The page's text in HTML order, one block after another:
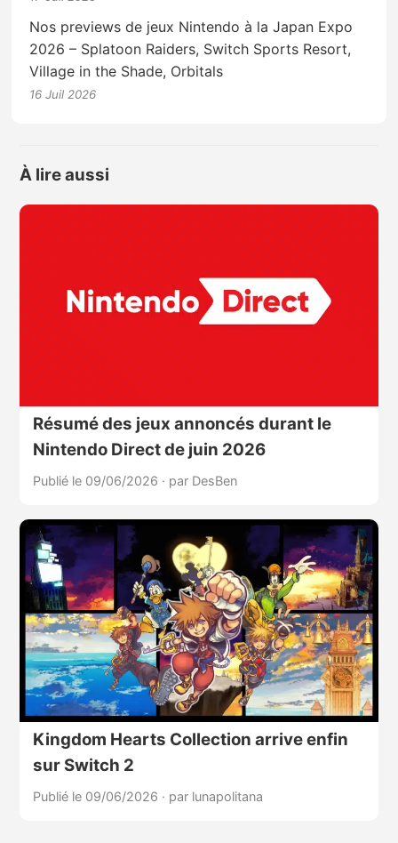
Nos previews de jeux Nintendo à la Japan Expo
2026 – Splatoon Raiders, Switch Sports Resort,
Village in the Shade, Orbitals
16 Juil 2026
À lire aussi
Résumé des jeux annoncés durant le
Nintendo Direct de juin 2026
Publié le 09/06/2026 · par DesBen
Kingdom Hearts Collection arrive enfin
sur Switch 2
Publié le 09/06/2026 · par lunapolitana